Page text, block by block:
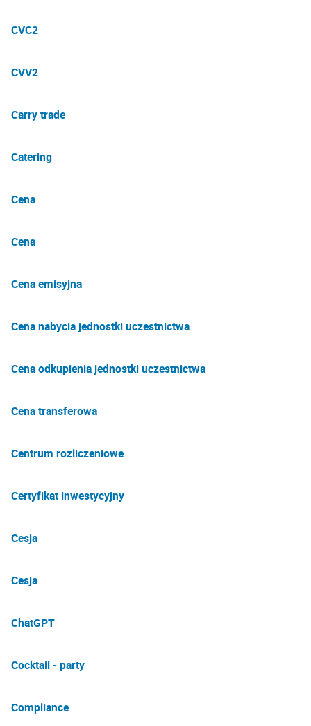
CVC2
CVV2
Carry trade
Catering
Cena
Cena
Cena emisyjna
Cena nabycia jednostki uczestnictwa
Cena odkupienia jednostki uczestnictwa
Cena transferowa
Centrum rozliczeniowe
Certyfikat inwestycyjny
Cesja
Cesja
ChatGPT
Cocktail - party
Compliance